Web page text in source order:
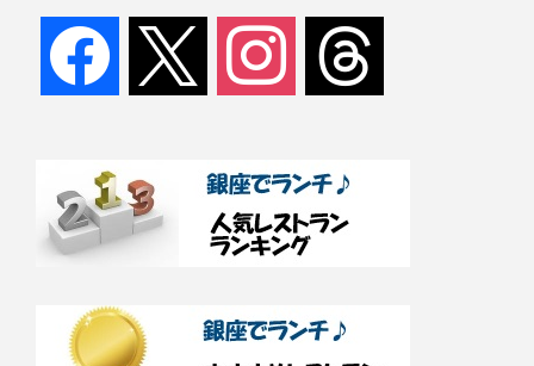
facebook instagram threads